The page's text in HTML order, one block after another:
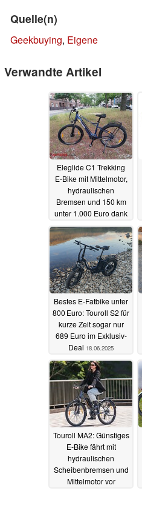
Quelle(n)
Geekbuying, Eigene
Verwandte Artikel
Eleglide C1 Trekking
E-Bike mit Mittelmotor,
hydraulischen
Bremsen und 150 km
unter 1.000 Euro dank
Exklusiv-Rabatt
25.06.2025
Bestes E-Fatbike unter
800 Euro: Touroll S2 für
kurze Zeit sogar nur
689 Euro im Exklusiv-
Deal 18.06.2025
Touroll MA2: Günstiges
E-Bike fährt mit
hydraulischen
Scheibenbremsen und
Mittelmotor vor